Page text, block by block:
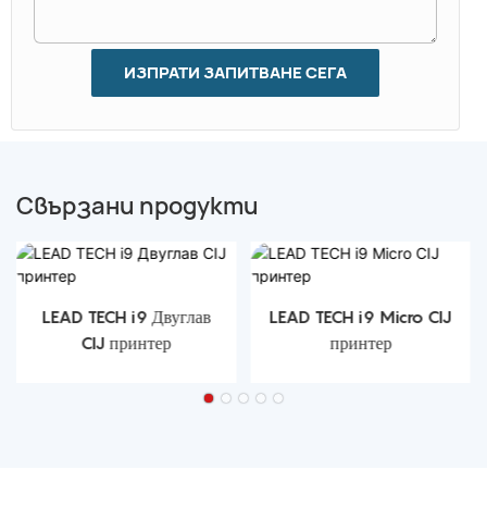
ИЗПРАТИ ЗАПИТВАНЕ СЕГА
Свързани продукти
LEAD TECH i9 Двуглав
CIJ принтер
LEAD TECH i9 Micro CIJ
принтер